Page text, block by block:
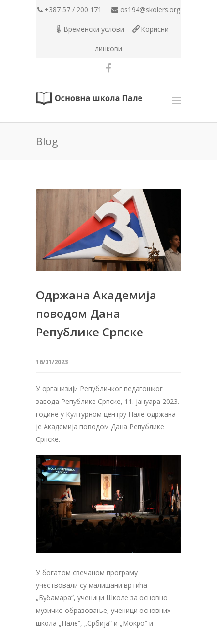
+387 57 / 200 171 os194@skolers.org
Временски услови Корисни
линкови
Blog
Одржана Академија
поводом Дана
Републике Српске
16/01/2023
У организији Републичког педагошког
завода Републике Српске, 11. јануара 2023.
године у Културном центру Пале одржана
је Академија поводом Дана Републике
Српске.
У богатом свечаном програму
учествовали су малишани вртића
„Бубамара“, ученици Школе за основно
музичко образовање, ученици основних
школа „Пале“, „Србија“ и „Мокро“ и